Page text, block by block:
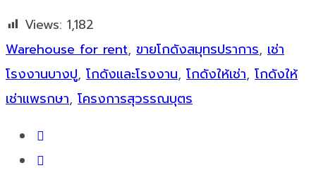
Views: 1,182
Warehouse for rent, ขายโกดังสมุทรปราการ, เช่า
โรงงานบางปู, โกดังและโรงงาน, โกดังให้เช่า, โกดังให้
เช่าแพรกษา, โครงการสุวรรณบุตร